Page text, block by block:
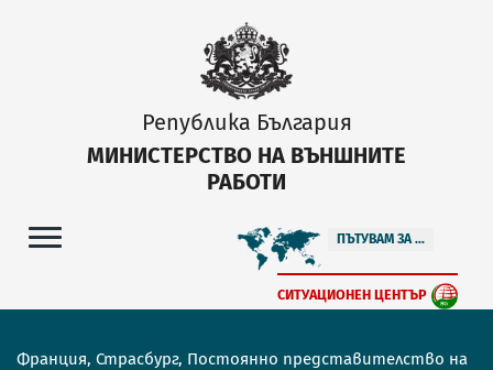
Република България
МИНИСТЕРСТВО НА ВЪНШНИТЕ
РАБОТИ
ПЪТУВАМ ЗА ...
СИТУАЦИОНЕН ЦЕНТЪР
Франция, Страсбург, Постоянно представителство на